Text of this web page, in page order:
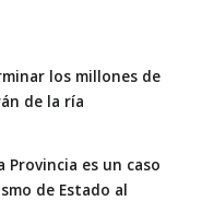
los millones de
de la ría
Provincia es un caso
de Estado al